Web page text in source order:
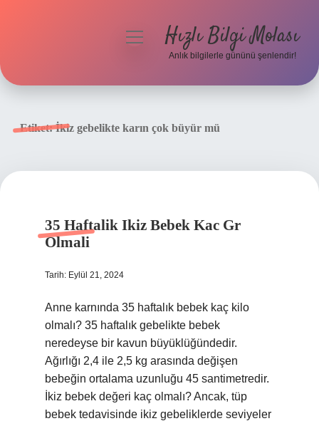
menüyüHızlı Bilgi Molası
Anlık bilgilerle gününü şenlendir!
Etiket:İkiz gebelikte karın çok büyür mü
35 Haftalik Ikiz Bebek Kac Gr
Olmali
Tarih: Eylül 21, 2024
Anne karnında 35 haftalık bebek kaç kilo
olmalı? 35 haftalık gebelikte bebek
neredeyse bir kavun büyüklüğündedir.
Ağırlığı 2,4 ile 2,5 kg arasında değişen
bebeğin ortalama uzunluğu 45 santimetredir.
İkiz bebek değeri kaç olmalı? Ancak, tüp
bebek tedavisinde ikiz gebeliklerde seviyeler